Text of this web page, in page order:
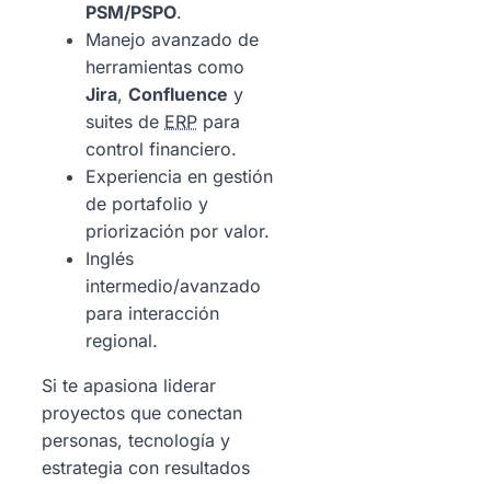
PSM/PSPO.
Manejo avanzado de
herramientas como
Jira, Confluence y
suites de ERP para
control financiero.
Experiencia en gestión
de portafolio y
priorización por valor.
Inglés
intermedio/avanzado
para interacción
regional.
Si te apasiona liderar
proyectos que conectan
personas, tecnología y
estrategia con resultados